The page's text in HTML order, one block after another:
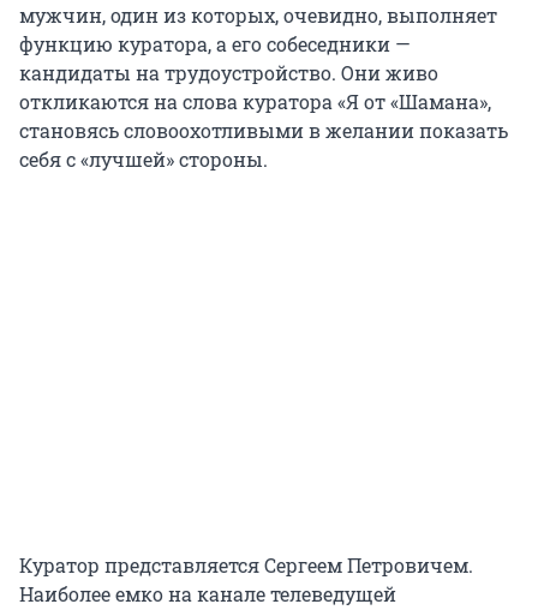
мужчин, один из которых, очевидно, выполняет
функцию куратора, а его собеседники —
кандидаты на трудоустройство. Они живо
откликаются на слова куратора «Я от «Шамана»,
становясь словоохотливыми в желании показать
себя с «лучшей» стороны.
Куратор представляется Сергеем Петровичем.
Наиболее емко на канале телеведущей